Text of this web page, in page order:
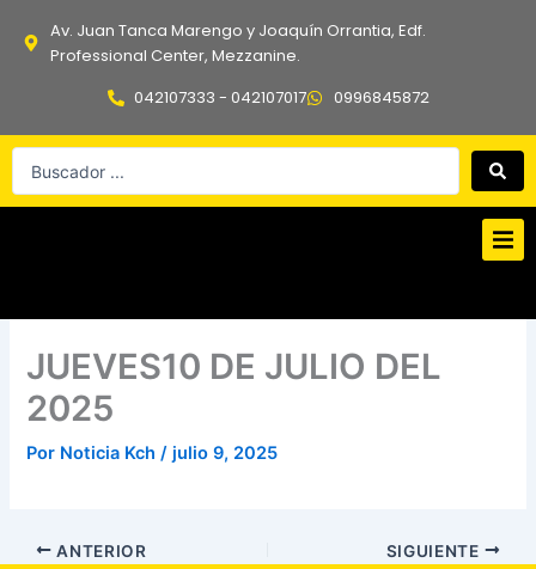
Av. Juan Tanca Marengo y Joaquín Orrantia, Edf.
Professional Center, Mezzanine.
042107333 - 042107017
0996845872
Search
JUEVES10 DE JULIO DEL
2025
Por Noticia Kch/ julio 9, 2025
ANTERIOR SIGUIENTE